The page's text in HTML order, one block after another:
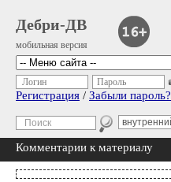
Дебри-ДВ
мобильная версия
Логин Пароль
Регистрация / Забыли пароль?
Комментарии к материалу